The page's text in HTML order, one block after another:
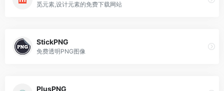
觅元素,设计元素的免费下载网站
StickPNG
免费透明PNG图像
PlusPNG